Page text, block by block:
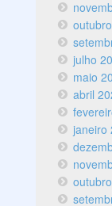
julho
maio
abril
janeiro